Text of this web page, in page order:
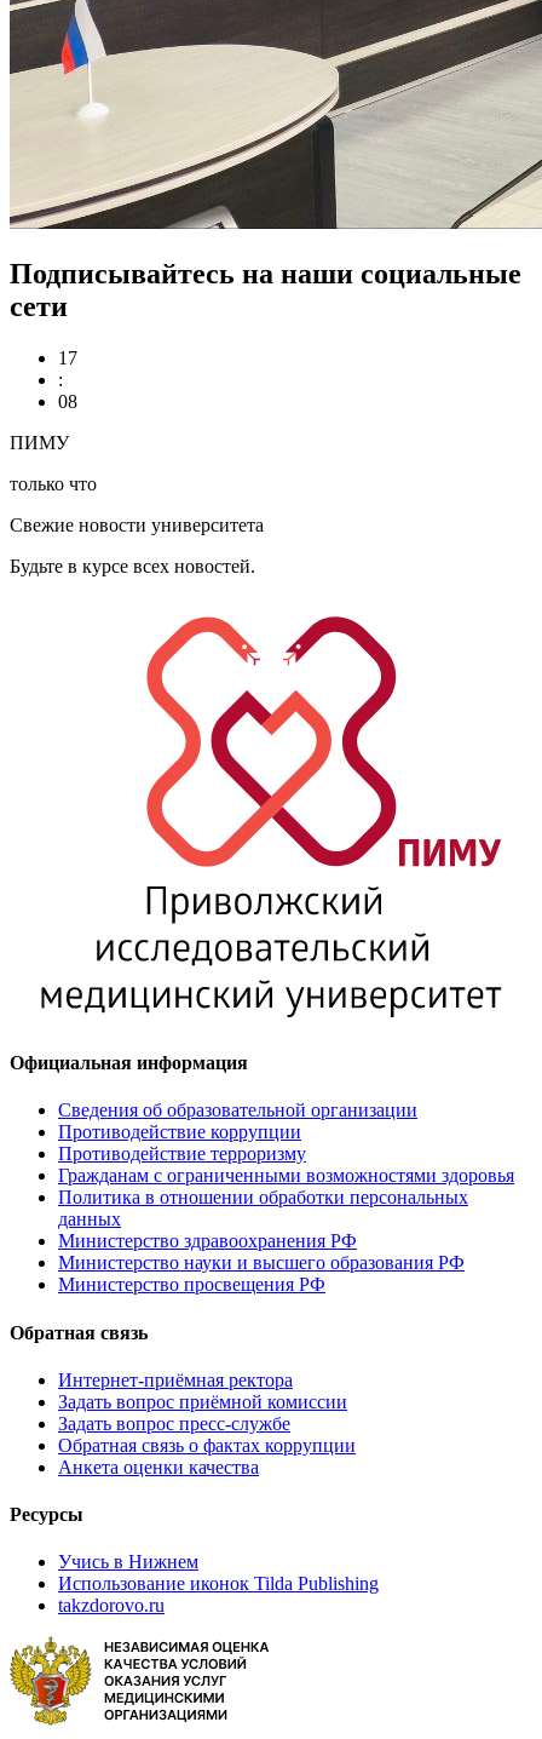
Подписывайтесь на наши социальные
сети
17
:
09
ПИМУ
только что
Свежие новости университета
Будьте в курсе всех новостей.
Официальная информация
Сведения об образовательной организации
Противодействие коррупции
Противодействие терроризму
Гражданам с ограниченными возможностями здоровья
Политика в отношении обработки персональных
данных
Министерство здравоохранения РФ
Министерство науки и высшего образования РФ
Министерство просвещения РФ
Обратная связь
Интернет-приёмная ректора
Задать вопрос приёмной комиссии
Задать вопрос пресс-службе
Обратная связь о фактах коррупции
Анкета оценки качества
Ресурсы
Учись в Нижнем
Использование иконок Tilda Publishing
takzdorovo.ru